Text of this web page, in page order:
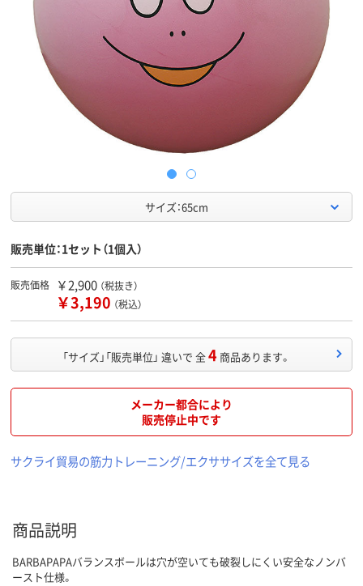
サイズ：65cm
販売単位：1セット（1個入）
販売価格 ￥2,900 （税抜き）
￥3,190 （税込）
「サイズ」「販売単位」 違いで 全4 商品あります。
メーカー都合により
販売停止中です
サクライ貿易の筋力トレーニング/エクササイズを全て見る
商品説明
BARBAPAPAバランスボールは穴が空いても破裂しにくい安全なノンバ
ースト仕様。